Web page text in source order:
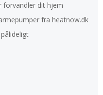
forvandler dit hjem
fra heatnow.dk